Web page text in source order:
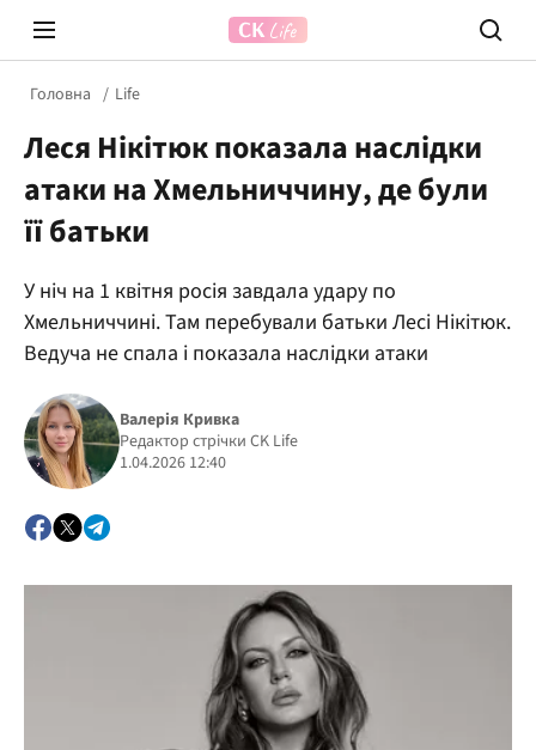
Prosecco Time
Головна Life
Леся Нікітюк показала наслідки
атаки на Хмельниччину, де були
її батьки
У ніч на 1 квітня росія завдала удару по
Хмельниччині. Там перебували батьки Лесі Нікітюк.
Ведуча не спала і показала наслідки атаки
Валерія Кривка
Редактор стрічки CK Life
1.04.2026 12:40